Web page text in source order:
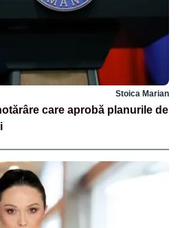
Stoica Marian
care aprobă planurile de